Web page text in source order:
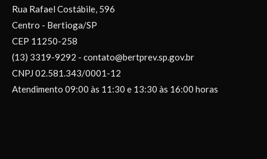
Rua Rafael Costábile, 596
Centro - Bertioga/SP
CEP 11250-258
(13) 3319-9292 - contato@bertprev.sp.gov.br
CNPJ 02.581.343/0001-12
Atendimento 09:00 às 11:30 e 13:30 às 16:00 horas